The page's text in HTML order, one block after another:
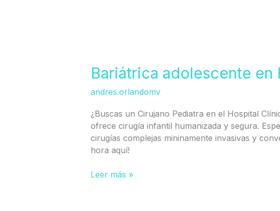
Bariátrica adolescente en
andres.orlandomv
¿Buscas un Cirujano Pediatra en el Hospital
ofrece cirugía infantil humanizada y segura.
cirugías complejas mininamente invasivas y
hora aquí!
en
HCVM
Leer más »